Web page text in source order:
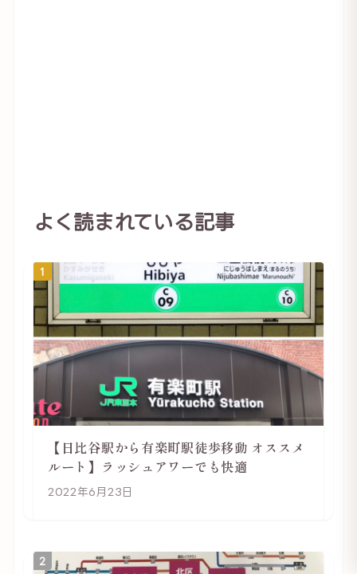
よく読まれている記事
1
【日比谷駅から有楽町駅徒歩移動 オススメ
ルート】ラッシュアワーでも快適
2022年6月23日
2